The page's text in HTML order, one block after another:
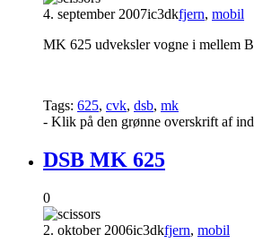
4. september 2007ic3dkfjern, mobil
MK 625 udveksler vogne i mellem
Tags: 625, cvk, dsb, mk
- Klik på den grønne overskrift af
DSB MK 625
0
2. oktober 2006ic3dkfjern, mobil